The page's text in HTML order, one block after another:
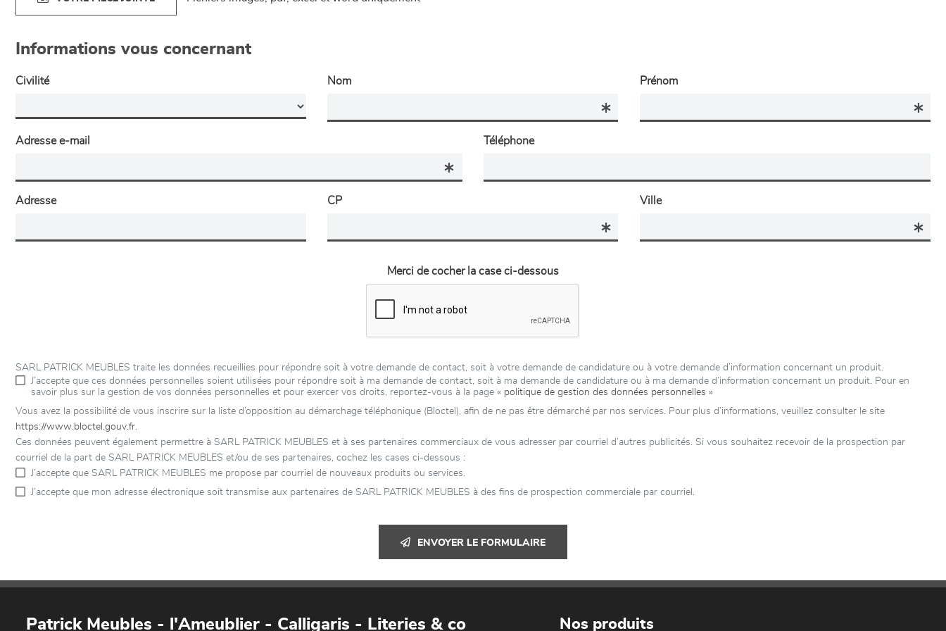
Informations vous concernant
Civilité Nom Prénom
Adresse e-mail Téléphone
Adresse CP Ville
Merci de cocher la case ci-dessous
SARL PATRICK MEUBLES traite les données recueillies pour répondre soit à votre demande de contact, soit à votre demande de candidature ou à votre demande d’information concernant un produit.
J’accepte que ces données personnelles soient utilisées pour répondre soit à ma demande de contact, soit à ma demande de candidature ou à ma demande d’information concernant un produit. Pour en
savoir plus sur la gestion de vos données personnelles et pour exercer vos droits, reportez-vous à la page « politique de gestion des données personnelles »
Vous avez la possibilité de vous inscrire sur la liste d’opposition au démarchage téléphonique (Bloctel), afin de ne pas être démarché par nos services. Pour plus d’informations, veuillez consulter le site
https://www.bloctel.gouv.fr.
Ces données peuvent également permettre à SARL PATRICK MEUBLES et à ses partenaires commerciaux de vous adresser par courriel d’autres publicités. Si vous souhaitez recevoir de la prospection par
courriel de la part de SARL PATRICK MEUBLES et/ou de ses partenaires, cochez les cases ci-dessous :
J’accepte que SARL PATRICK MEUBLES me propose par courriel de nouveaux produits ou services.
J’accepte que mon adresse électronique soit transmise aux partenaires de SARL PATRICK MEUBLES à des fins de prospection commerciale par courriel.
ENVOYER LE FORMULAIRE
Patrick Meubles - l'Ameublier - Calligaris - Literies & co Nos produits